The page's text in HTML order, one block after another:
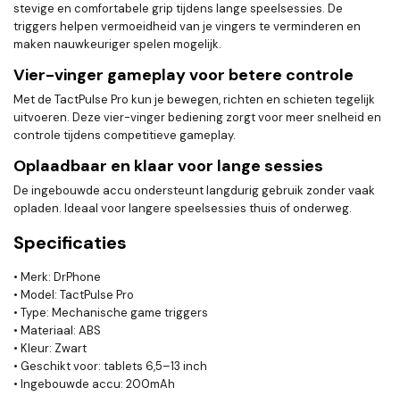
stevige en comfortabele grip tijdens lange speelsessies. De
triggers helpen vermoeidheid van je vingers te verminderen en
maken nauwkeuriger spelen mogelijk.
Vier-vinger gameplay voor betere controle
Met de TactPulse Pro kun je bewegen, richten en schieten tegelijk
uitvoeren. Deze vier-vinger bediening zorgt voor meer snelheid en
controle tijdens competitieve gameplay.
Oplaadbaar en klaar voor lange sessies
De ingebouwde accu ondersteunt langdurig gebruik zonder vaak
opladen. Ideaal voor langere speelsessies thuis of onderweg.
Specificaties
• Merk: DrPhone
• Model: TactPulse Pro
• Type: Mechanische game triggers
• Materiaal: ABS
• Kleur: Zwart
• Geschikt voor: tablets 6,5–13 inch
• Ingebouwde accu: 200mAh